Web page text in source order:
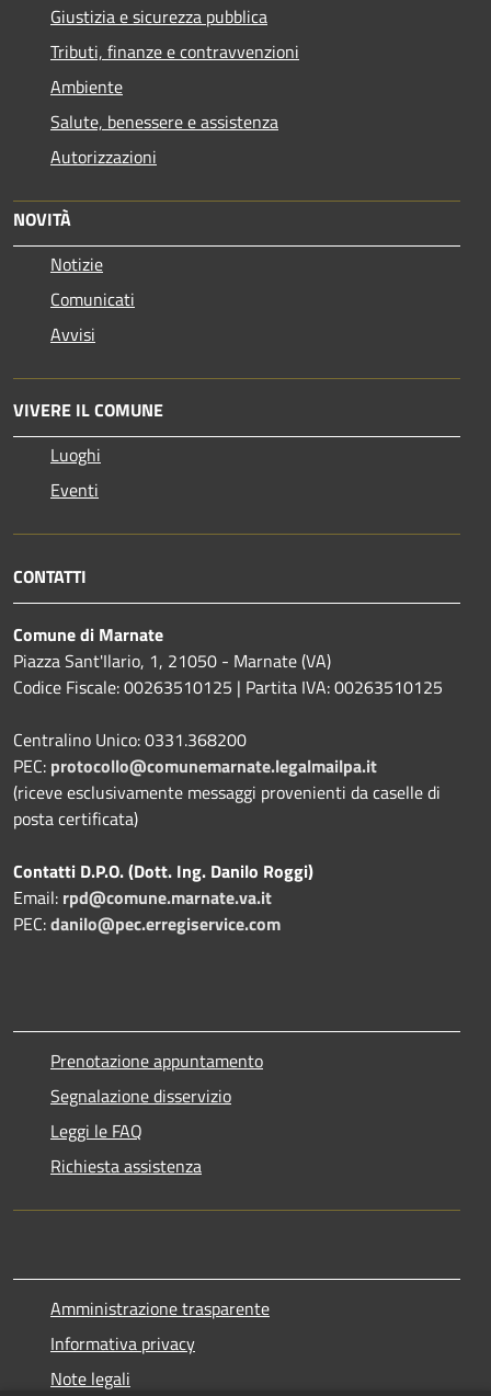
Giustizia e sicurezza pubblica
Tributi, finanze e contravvenzioni
Ambiente
Salute, benessere e assistenza
Autorizzazioni
NOVITÀ
Notizie
Comunicati
Avvisi
VIVERE IL COMUNE
Luoghi
Eventi
CONTATTI
Comune di Marnate
Piazza Sant'Ilario, 1, 21050 - Marnate (VA)
Codice Fiscale: 00263510125 | Partita IVA: 00263510125
Centralino Unico: 0331.368200
PEC: protocollo@comunemarnate.legalmailpa.it
(riceve esclusivamente messaggi provenienti da caselle di
posta certificata)
Contatti D.P.O. (Dott. Ing. Danilo Roggi)
Email: rpd@comune.marnate.va.it
PEC:danilo@pec.erregiservice.com
Prenotazione appuntamento
Segnalazione disservizio
Leggi le FAQ
Richiesta assistenza
Amministrazione trasparente
Informativa privacy
Note legali